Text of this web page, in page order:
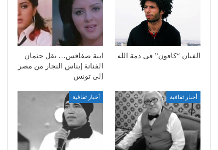
الفنان “كافون” في ذمة الله
ابنة صفاقس… نقل جثمان
الفنانة إيناس النجار من مصر
إلى تونس
أخبار ثقافية أخبار ثقافية